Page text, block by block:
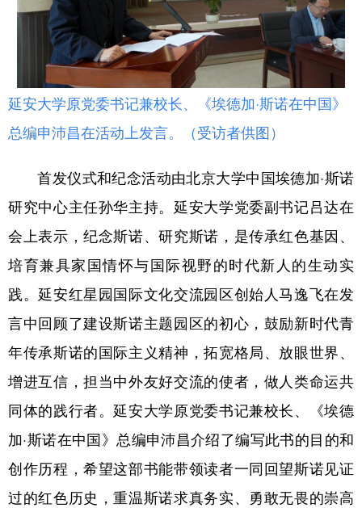
延安大学原党委书记兼校长、《埃德加·斯诺在中国》
总编申沛昌在活动上发言。（受访者供图）
首发仪式和纪念活动由北京大学中国埃德加·斯诺
研究中心主任孙华主持。延安大学党委副书记吕达在
会上表示，纪念斯诺、研究斯诺，是传承红色基因、
培育兼具家国情怀与国际视野的时代新人的生动实
践。延安红星园国际文化交流园区创始人马逸飞在发
言中回顾了建设斯诺主题园区的初心，鼓励新时代青
年传承斯诺的国际主义精神，拓宽格局、放眼世界、
增进互信，担当中外友好交流的使者，做人类命运共
同体的践行者。延安大学原党委书记兼校长、《埃德
加·斯诺在中国》总编申沛昌介绍了编写此书的目的和
创作历程，希望这部书能带领读者一同回望斯诺见证
过的红色历史，重温斯诺求真务实、勇敢无畏的崇高